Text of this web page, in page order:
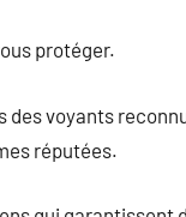
protéger.
des voyants
réputées.